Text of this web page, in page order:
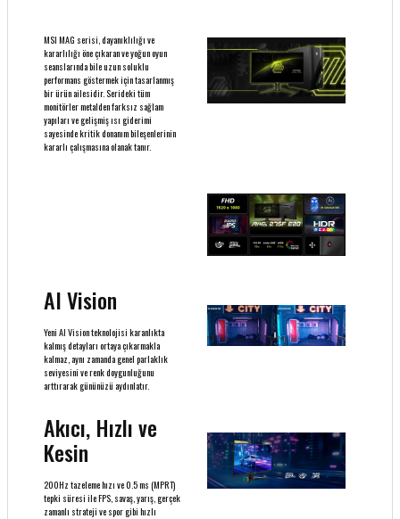
MSI MAG serisi, dayanıklılığı ve
kararlılığı öne çıkaran ve yoğun oyun
seanslarında bile uzun soluklu
performans göstermek için tasarlanmış
bir ürün ailesidir. Serideki tüm
monitörler metalden farksız sağlam
yapıları ve gelişmiş ısı giderimi
sayesinde kritik donanım bileşenlerinin
kararlı çalışmasına olanak tanır.
AI Vision
Yeni AI Vision teknolojisi karanlıkta
kalmış detayları ortaya çıkarmakla
kalmaz, aynı zamanda genel parlaklık
seviyesini ve renk doygunluğunu
arttırarak gününüzü aydınlatır.
Akıcı, Hızlı ve
Kesin
200Hz tazeleme hızı ve 0.5 ms (MPRT)
tepki süresi ile FPS, savaş, yarış, gerçek
zamanlı strateji ve spor gibi hızlı